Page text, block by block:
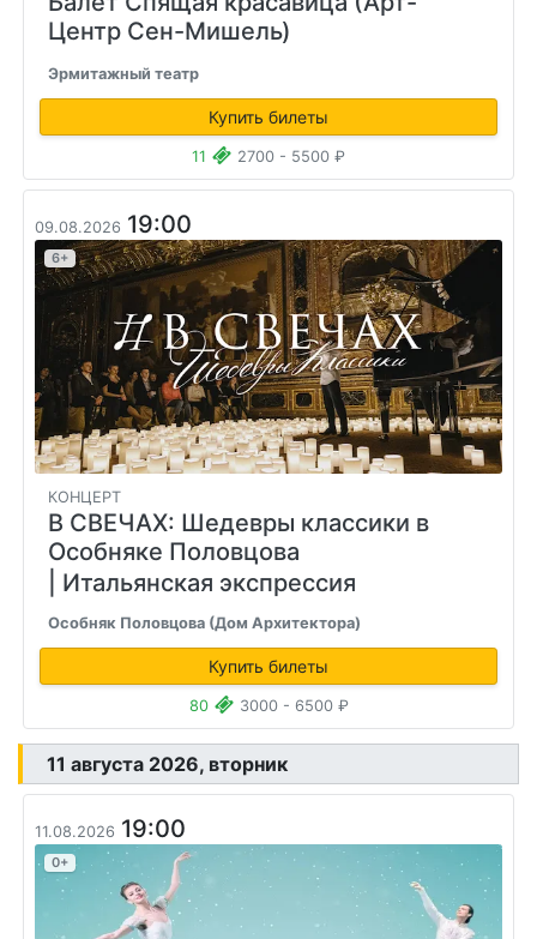
Центр Сен-Мишель)
Эрмитажный театр
Купить билеты
11 2700 - 5500 ₽
09.08.2026 19:00
6+
КОНЦЕРТ
В СВЕЧАХ: Шедевры классики в
Особняке Половцова
| Итальянская экспрессия
Особняк Половцова (Дом Архитектора)
Купить билеты
80 3000 - 6500 ₽
11 августа 2026, вторник
11.08.2026 19:00
0+